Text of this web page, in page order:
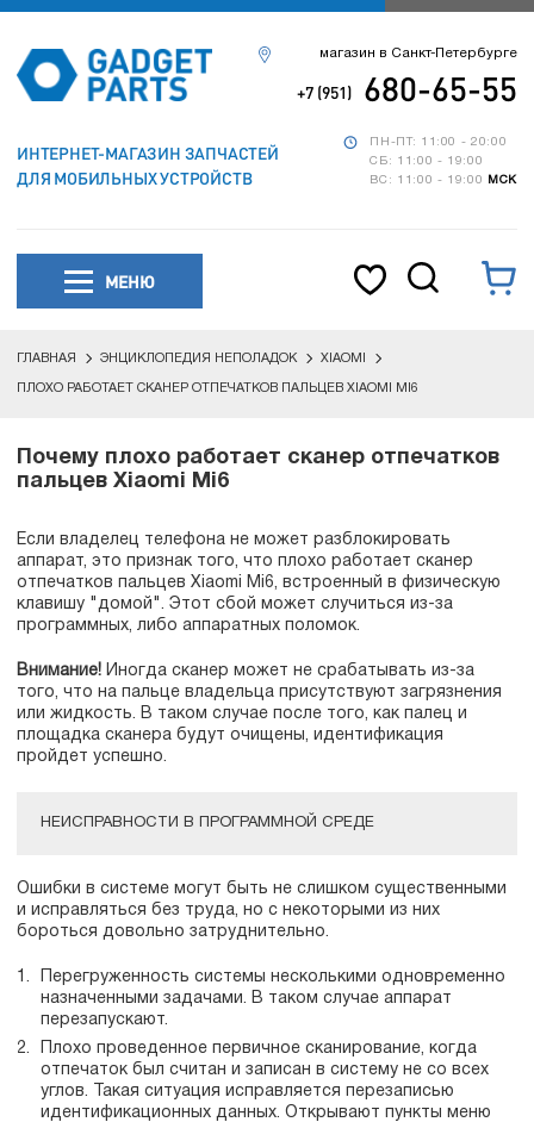
ИНТЕРНЕТ-МАГАЗИН ЗАПЧАСТЕЙ
ДЛЯ МОБИЛЬНЫХ УСТРОЙСТВ
ПН-ПТ: 11:00 - 20:00
СБ: 11:00 - 19:00
ВС: 11:00 - 19:00
МСК
магазин в Санкт-Петербурге
+7 (951) 680-65-55
МЕНЮ
ГЛАВНАЯ ЭНЦИКЛОПЕДИЯ НЕПОЛАДОК XIAOMI
ПЛОХО РАБОТАЕТ СКАНЕР ОТПЕЧАТКОВ ПАЛЬЦЕВ XIAOMI MI6
Почему плохо работает сканер отпечатков
пальцев Xiaomi Mi6
Если владелец телефона не может разблокировать
аппарат, это признак того, что плохо работает сканер
отпечатков пальцев Xiaomi Mi6, встроенный в физическую
клавишу "домой". Этот сбой может случиться из-за
программных, либо аппаратных поломок.
Внимание! Иногда сканер может не срабатывать из-за
того, что на пальце владельца присутствуют загрязнения
или жидкость. В таком случае после того, как палец и
площадка сканера будут очищены, идентификация
пройдет успешно.
НЕИСПРАВНОСТИ В ПРОГРАММНОЙ СРЕДЕ
Ошибки в системе могут быть не слишком существенными
и исправляться без труда, но с некоторыми из них
бороться довольно затруднительно.
Перегруженность системы несколькими одновременно
назначенными задачами. В таком случае аппарат
перезапускают.
Плохо проведенное первичное сканирование, когда
отпечаток был считан и записан в систему не со всех
углов. Такая ситуация исправляется перезаписью
идентификационных данных. Открывают пункты меню